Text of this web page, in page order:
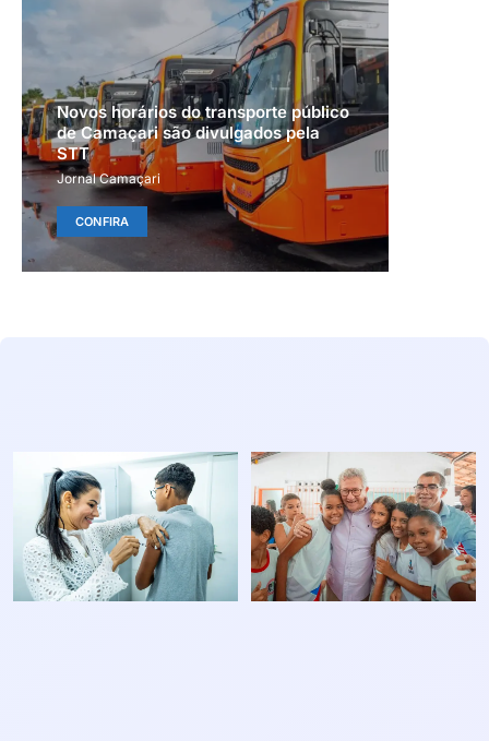
Novos horários do transporte público
de Camaçari são divulgados pela
STT
Jornal Camaçari
CONFIRA